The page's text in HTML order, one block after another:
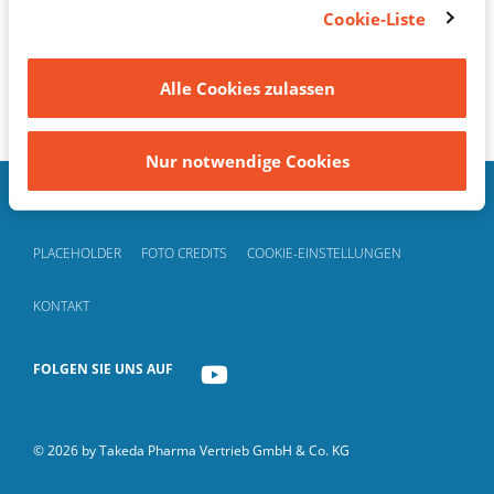
des Bildschirms oder über den Link "Cookie-
Einwilligungen zu widerrufen oder Ihre Einstellungen
Cookie-Liste
Alle Cookies zulassen
Nur notwendige Cookies
PLACEHOLDER FOTO CREDITS COOKIE-EINSTELLUNGEN
KONTAKT
FOLGEN SIE UNS AUF
YOUTUBE
© 2026 by Takeda Pharma Vertrieb GmbH & Co. KG